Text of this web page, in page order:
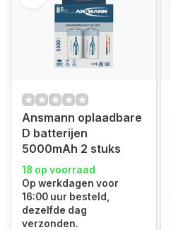
Ansmann oplaadbare
D batterijen
5000mAh 2 stuks
18 op voorraad
Op werkdagen voor
16:00 uur besteld,
dezelfde dag
verzonden.